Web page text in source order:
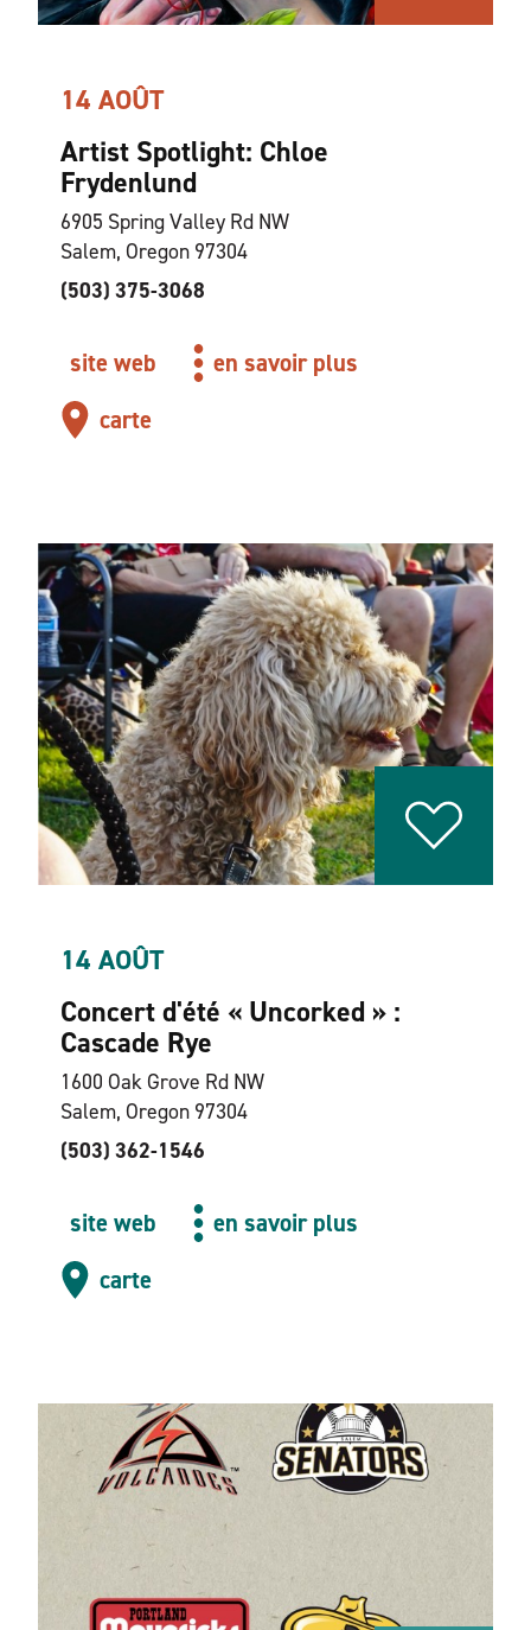
14 AOÛT
Artist Spotlight: Chloe
Frydenlund
6905 Spring Valley Rd NW
Salem, Oregon 97304
(503) 375-3068
site web
en savoir plus
carte
14 AOÛT
Concert d'été « Uncorked » :
Cascade Rye
1600 Oak Grove Rd NW
Salem, Oregon 97304
(503) 362-1546
site web
en savoir plus
carte